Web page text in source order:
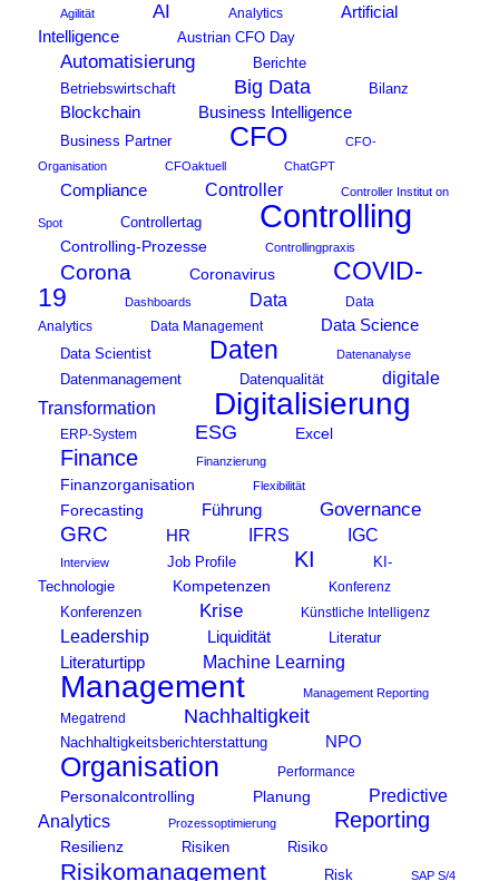
Agilität AI Analytics
Artificial
Intelligence
Austrian CFO Day
Automatisierung
Berichte
Betriebswirtschaft
Big Data Bilanz
Blockchain Business Intelligence
Business Partner CFO
CFO-
Organisation
CFOaktuell ChatGPT
Compliance Controller Controller Institut on
Spot Controllertag Controlling
Controlling-Prozesse Controllingpraxis
Corona Coronavirus
COVID-
19
Dashboards Data
Data
Analytics
Data Management Data Science
Data Scientist Daten Datenanalyse
Datenmanagement Datenqualität
digitale
Transformation
Digitalisierung
ERP-System ESG Excel
Finance Finanzierung
Finanzorganisation Flexibilität
Forecasting Führung Governance
GRC HR IFRS IGC
Interview Job Profile KI
KI-
Technologie
Kompetenzen
Konferenz
Konferenzen
Krise Künstliche Intelligenz
Leadership Liquidität Literatur
Literaturtipp Machine Learning
Management Management Reporting
Megatrend Nachhaltigkeit
Nachhaltigkeitsberichterstattung NPO
Organisation Performance
Personalcontrolling Planung
Predictive
Analytics
Prozessoptimierung Reporting
Resilienz Risiken Risiko
Risikomanagement Risk SAP S/4